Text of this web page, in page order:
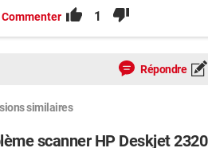
Commenter 1
Répondre
similaires
scanner HP Deskjet 2320